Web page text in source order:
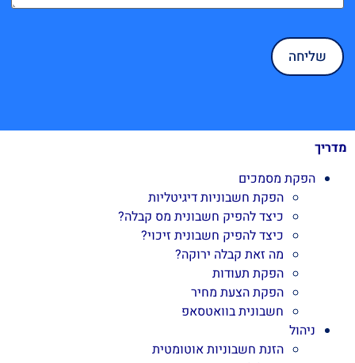
מדריך
הפקת מסמכים
הפקת חשבוניות דיגיטליות
כיצד להפיק חשבונית מס קבלה?
כיצד להפיק חשבונית זיכוי?
מה זאת קבלה ירוקה?
הפקת תעודות
הפקת הצעת מחיר
חשבונית בוואטסאפ
ניהול
הזנת חשבוניות אוטומטית